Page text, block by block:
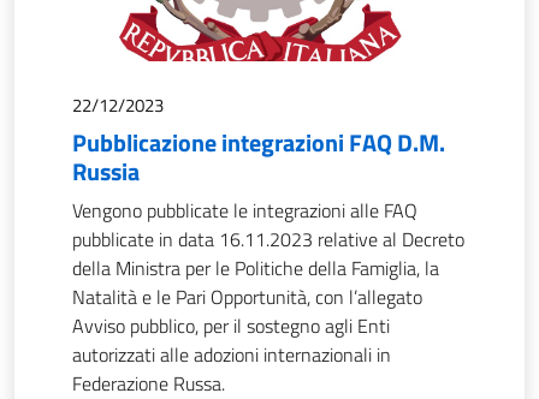
22/12/2023
Pubblicazione integrazioni FAQ D.M.
Russia
Vengono pubblicate le integrazioni alle FAQ
pubblicate in data 16.11.2023 relative al Decreto
della Ministra per le Politiche della Famiglia, la
Natalità e le Pari Opportunità, con l’allegato
Avviso pubblico, per il sostegno agli Enti
autorizzati alle adozioni internazionali in
Federazione Russa.